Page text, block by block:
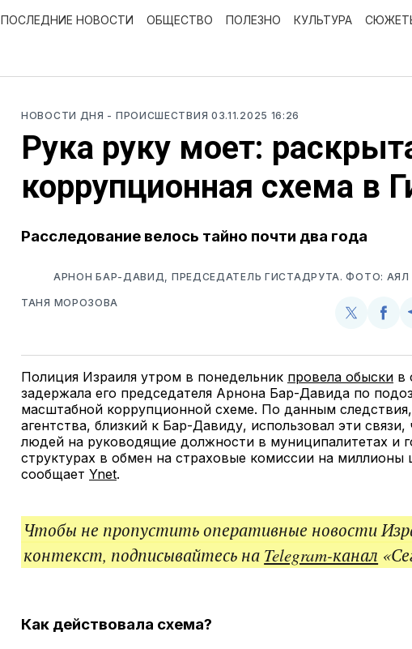
ПОСЛЕДНИЕ НОВОСТИ ОБЩЕСТВО ПОЛЕЗНО КУЛЬТУРА
НОВОСТИ ДНЯ - ПРОИСШЕСТВИЯ 03.11.2025 16:26
Рука руку моет:
коррупционная схема в
Расследование велось тайно почти два года
АРНОН БАР-ДАВИД, ПРЕДСЕДАТЕЛЬ ГИСТАДРУТА. ФОТО: АЯЛ
ТАНЯ МОРОЗОВА
Twitter
Полиция Израиля утром в понедельник провела обыски в
задержала его председателя Арнона Бар-Давида по
масштабной коррупционной схеме. По данным
агентства, близкий к Бар-Давиду, использовал эти связи,
людей на руководящие должности в муниципалитетах и
структурах в обмен на страховые комиссии на миллионы
сообщает Ynet.
Чтобы не пропустить оперативные новости
контекст, подписывайтесь на Telegram-канал
Как действовала схема?